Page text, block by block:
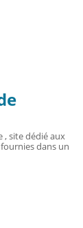
, site dédié aux
dans un